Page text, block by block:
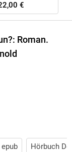
€
Roman.
Hörbuch